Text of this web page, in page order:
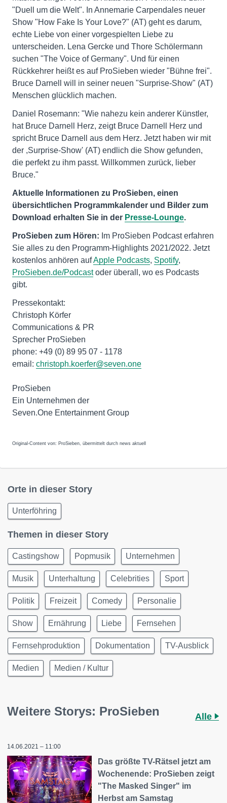
"Duell um die Welt". In Annemarie Carpendales neuer
Show "How Fake Is Your Love?" (AT) geht es darum,
echte Liebe von einer vorgespielten Liebe zu
unterscheiden. Lena Gercke und Thore Schölermann
suchen "The Voice of Germany". Und für einen
Rückkehrer heißt es auf ProSieben wieder "Bühne frei".
Bruce Darnell will in seiner neuen "Surprise-Show" (AT)
Menschen glücklich machen.
Daniel Rosemann: "Wie nahezu kein anderer Künstler,
hat Bruce Darnell Herz, zeigt Bruce Darnell Herz und
spricht Bruce Darnell aus dem Herz. Jetzt haben wir mit
der ,Surprise-Show' (AT) endlich die Show gefunden,
die perfekt zu ihm passt. Willkommen zurück, lieber
Bruce."
Aktuelle Informationen zu ProSieben, einen
übersichtlichen Programmkalender und Bilder zum
Download erhalten Sie in der Presse-Lounge.
ProSieben zum Hören: Im ProSieben Podcast erfahren
Sie alles zu den Programm-Highlights 2021/2022. Jetzt
kostenlos anhören aufApple Podcasts, Spotify,
ProSieben.de/Podcastoder überall, wo es Podcasts
gibt.
Pressekontakt:
Christoph Körfer
Communications & PR
Sprecher ProSieben
phone: +49 (0) 89 95 07 - 1178
email: christoph.koerfer@seven.one
ProSieben
Ein Unternehmen der
Seven.One Entertainment Group
Original-Content von: ProSieben, übermittelt durch news aktuell
Orte in dieser Story
Unterföhring
Themen in dieser Story
Castingshow Popmusik Unternehmen
Musik Unterhaltung Celebrities Sport
Politik Freizeit Comedy Personalie
Show Ernährung Liebe Fernsehen
Fernsehproduktion Dokumentation TV-Ausblick
Medien Medien / Kultur
Weitere Storys: ProSieben Alle
14.06.2021 – 11:00
Das größte TV-Rätsel jetzt am
Wochenende: ProSieben zeigt
"The Masked Singer" im
Herbst am Samstag